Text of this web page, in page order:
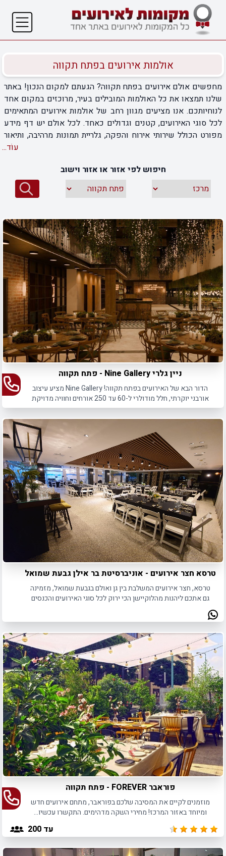
אולמות אירועים בפתח תקווה
מחפשים אולם אירועים בפתח תקווה? הגעתם למקום הנכון! באתר
שלנו תמצאו את כל האולמות המובילים בעיר, מרוכזים במקום אחד
לנוחיותכם. אנו מציעים מגוון רחב של אולמות אירועים המתאימים
לכל סוגי האירועים, קטנים וגדולים כאחד. לכל אולם יש דף מידע
מפורט הכולל שירותי אירוח והפקה, גלריית תמונות מרהיבה, ותיאור
המתקנים השונים. בין אם אתם מתכננים חתונה אינטימית או אירוע
פתוחים ועד אולמות מעוצבים ומודרניים. פשוט כנסו, התרשמו
ובחרו את המקום המושלם לצרכים שלכם. האירוע המושלם מתחיל
כאן, עם האולמות המומלצים ביותר בפתח תקווה.
עוֹד...
חיפוש לפי אזור או אזור וישוב
ניין גלרי Nine Gallery - פתח תקווה
הדור הבא של האירועים בפתח תקווה! Nine Gallery מציע עיצוב
אורבני יוקרתי, חלל מודולרי ל-60 עד 250 אורחים וחוויה מדויקת
לכל אירוע.
טרסא חצר אירועים - אוניברסיטת בר אילן גבעת שמואל
טרסא, חצר אירועים המשלבת בין גן ואולם בגבעת שמואל, מזמינה
גם אתכם ליהנות מהלוקיישן הכי ירוק לכל סוגי האירועים והכנסים
פוראבר FOREVER - פתח תקווה
מוזמנים לקיים את המסיבה שלכם בפוראבר, מתחם אירועים חדש
ומיוחד באזור המרכז! מחירי השקה מדהימים. התקשרו עכשיו...
עד 200